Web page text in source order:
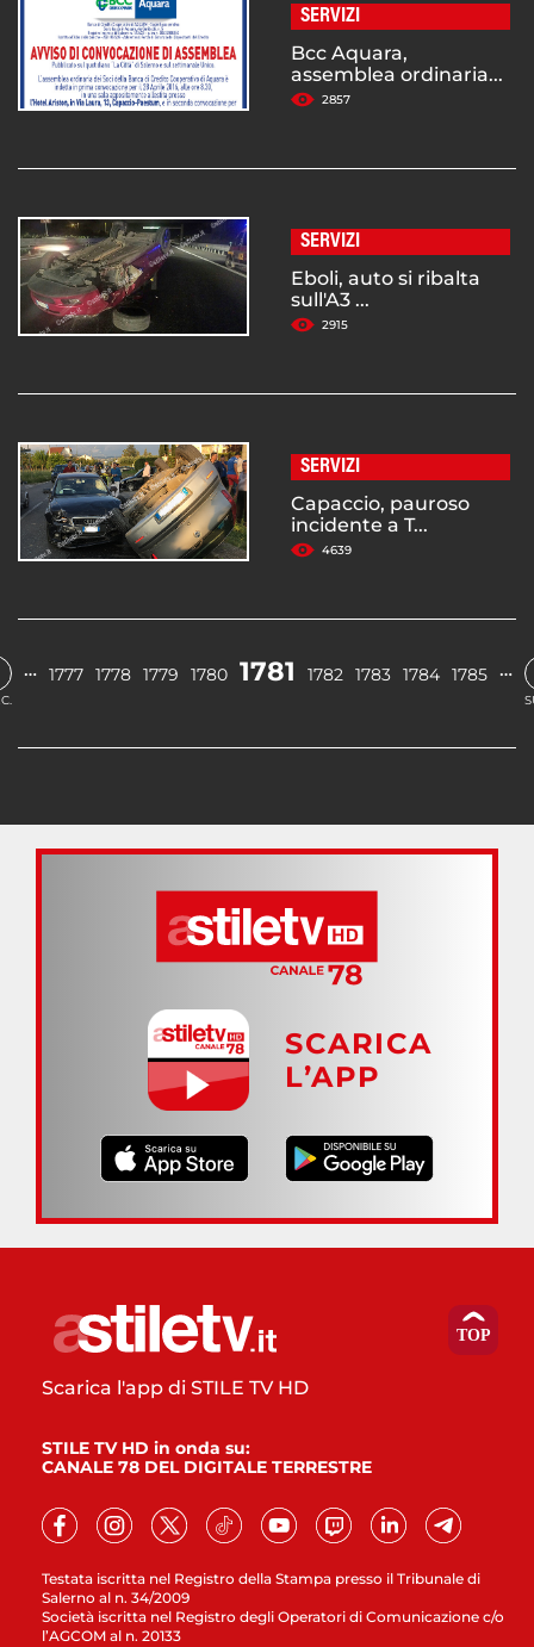
SERVIZI
Bcc Aquara,
assemblea ordinaria...
2857
SERVIZI
Eboli, auto si ribalta
sull'A3 ...
2915
SERVIZI
Capaccio, pauroso
incidente a T...
4639
… 1777 1778 1779 1780 1781 1782 1783 1784 1785 …
SCARICA
L’APP
Testata iscritta nel Registro della Stampa presso il Tribunale di
Salerno al n. 34/2009
Società iscritta nel Registro degli Operatori di Comunicazione c/o
l’AGCOM al n. 20133
Scarica l'app di STILE TV HD
STILE TV HD in onda su:
CANALE 78 DEL DIGITALE TERRESTRE